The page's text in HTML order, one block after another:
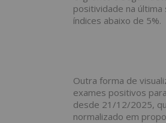
positividade na
índices abaixo de 5%.
Outra forma de
exames positivos
desde 21/12/2025,
normalizado em